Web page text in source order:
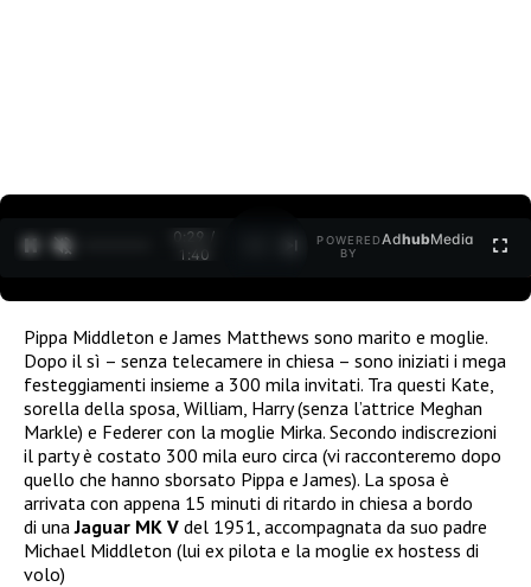
0:30 /
1:40
POWERED
BY
AdhubMedia
Pippa Middleton e James Matthews sono marito e moglie.
Dopo il sì – senza telecamere in chiesa – sono iniziati i mega
festeggiamenti insieme a 300 mila invitati. Tra questi Kate,
sorella della sposa, William, Harry (senza l’attrice Meghan
Markle) e Federer con la moglie Mirka. Secondo indiscrezioni
il party è costato 300 mila euro circa (vi racconteremo dopo
quello che hanno sborsato Pippa e James). La sposa è
arrivata con appena 15 minuti di ritardo in chiesa a bordo
di unaJaguar MK V del 1951, accompagnata da suo padre
Michael Middleton (lui ex pilota e la moglie ex hostess di
volo)